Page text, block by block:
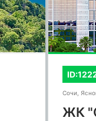
Сочи,
ЖК